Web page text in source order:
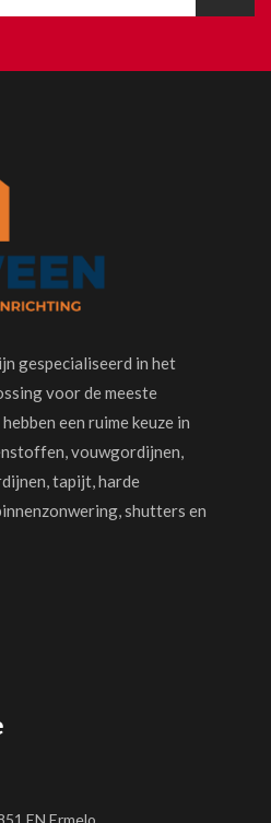
gespecialiseerd in het
voor de meeste
een ruime keuze in
vouwgordijnen,
tapijt, harde
shutters en
EN Ermelo